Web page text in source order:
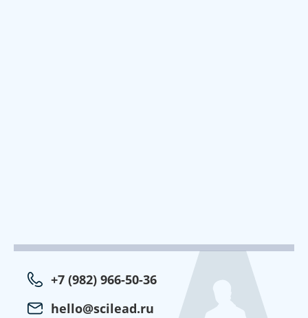
+7 (982) 966-50-36
hello@scilead.ru